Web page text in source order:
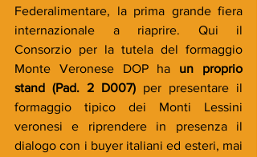
Federalimentare, la prima grande fiera
internazionale a riaprire. Qui il
Consorzio per la tutela del formaggio
Monte Veronese DOP ha un proprio
stand (Pad. 2 D007) per presentare il
formaggio tipico dei Monti Lessini
veronesi e riprendere in presenza il
dialogo con i buyer italiani ed esteri, mai